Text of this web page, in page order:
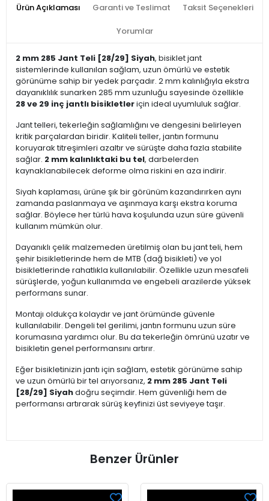
Ürün Açıklaması Garanti ve Teslimat Taksit Seçenekleri
Yorumlar
2 mm 285 Jant Teli [28/29] Siyah, bisiklet jant
sistemlerinde kullanılan sağlam, uzun ömürlü ve estetik
görünüme sahip bir yedek parçadır. 2 mm kalınlığıyla ekstra
dayanıklılık sunarken 285 mm uzunluğu sayesinde özellikle
28 ve 29 inç jantlı bisikletleriçin ideal uyumluluk sağlar.
Jant telleri, tekerleğin sağlamlığını ve dengesini belirleyen
kritik parçalardan biridir. Kaliteli teller, jantın formunu
koruyarak titreşimleri azaltır ve sürüşte daha fazla stabilite
sağlar. 2 mm kalınlıktaki bu tel, darbelerden
kaynaklanabilecek deforme olma riskini en aza indirir.
Siyah kaplaması, ürüne şık bir görünüm kazandırırken aynı
zamanda paslanmaya ve aşınmaya karşı ekstra koruma
sağlar. Böylece her türlü hava koşulunda uzun süre güvenli
kullanım mümkün olur.
Dayanıklı çelik malzemeden üretilmiş olan bu jant teli, hem
şehir bisikletlerinde hem de MTB (dağ bisikleti) ve yol
bisikletlerinde rahatlıkla kullanılabilir. Özellikle uzun mesafeli
sürüşlerde, yoğun kullanımda ve engebeli arazilerde yüksek
performans sunar.
Montajı oldukça kolaydır ve jant örümünde güvenle
kullanılabilir. Dengeli tel gerilimi, jantın formunu uzun süre
korumasına yardımcı olur. Bu da tekerleğin ömrünü uzatır ve
bisikletin genel performansını artırır.
Eğer bisikletinizin jantı için sağlam, estetik görünüme sahip
ve uzun ömürlü bir tel arıyorsanız, 2 mm 285 Jant Teli
[28/29] Siyahdoğru seçimdir. Hem güvenliği hem de
performansı artırarak sürüş keyfinizi üst seviyeye taşır.
Benzer Ürünler